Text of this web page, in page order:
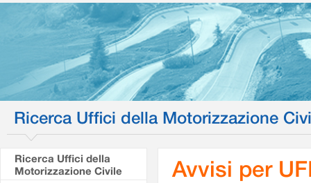
Ricerca Uffici della Motorizzazione
Ricerca Uffici della
Motorizzazione Civile
Avvisi per